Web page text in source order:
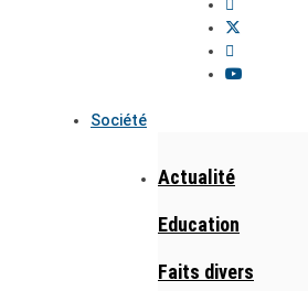
Société
Actualité
Education
Faits divers